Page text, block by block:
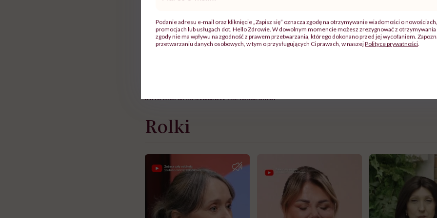
„Chcielibyśmy to dosyć szybko zrobić. Jeśli będą takie przypadki (zamknięcia
inne kierunki studiów niż lekarskie.
Rolki
mail*
Podanie adresu e-mail oraz kliknięcie „Zapisz się” oznacza zgodę na otrzymywanie wiadomości o
promocjach lub usługach dot. Hello Zdrowie. W dowolnym momencie możesz zrezygnować z
zgody nie ma wpływu na zgodność z prawem przetwarzania, którego dokonano przed jej wycofaniem.
przetwarzaniu danych osobowych, w tym o przysługujących Ci prawach, w naszejPolityce prywatności.